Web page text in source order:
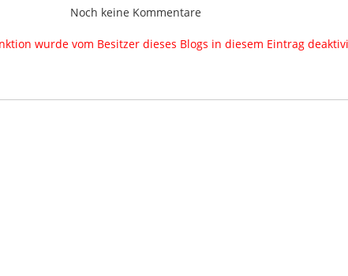
Noch keine Kommentare
wurde vom Besitzer dieses Blogs in diesem Eintrag